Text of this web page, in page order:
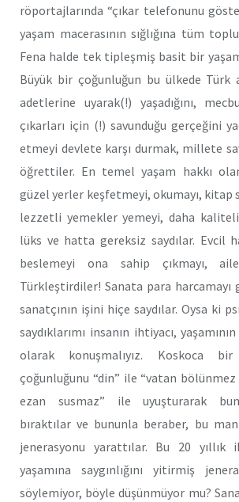
röportajlarında “çıkar telefonunu
yaşam macerasının sığlığına tüm
Fena halde tek tipleşmiş basit bir
Büyük bir çoğunluğun bu ülkede Türk
adetlerine uyarak(!) yaşadığını,
çıkarları için (!) savunduğu gerçeğini
etmeyi devlete karşı durmak, millete
öğrettiler. En temel yaşam hakkı
güzel yerler keşfetmeyi, okumayı, kitap
lezzetli yemekler yemeyi, daha
lüks ve hatta gereksiz saydılar. Evcil
beslemeyi ona sahip çıkmayı,
Türkleştirdiler! Sanata para harcamayı
sanatçının işini hiçe saydılar. Oysa ki
saydıklarımı insanın ihtiyacı,
olarak konuşmalıyız. Koskoca
çoğunluğunu “din” ile “vatan
ezan susmaz” ile uyuşturarak
bıraktılar ve bununla beraber, bu
jenerasyonu yarattılar. Bu 20 yıllık
yaşamına saygınlığını yitirmiş
söylemiyor, böyle düşünmüyor mu?